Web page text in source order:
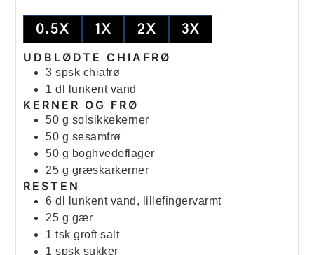
0.5X 1X 2X 3X
UDBLØDTE CHIAFRØ
3 spsk chiafrø
1 dl lunkent vand
KERNER OG FRØ
50 g solsikkekerner
50 g sesamfrø
50 g boghvedeflager
25 g græskarkerner
RESTEN
6 dl
lunkent vand, lillefingervarmt
25 g gær
1 tsk groft salt
1 spsk sukker